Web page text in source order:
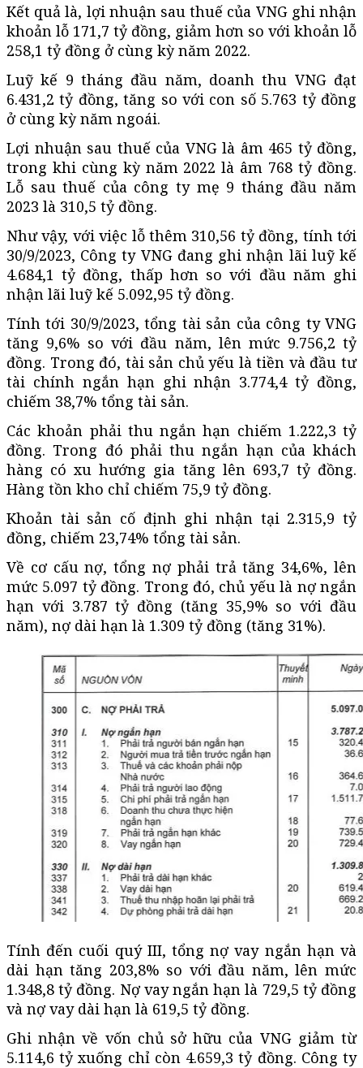
Kết quả là, lợi nhuận sau thuế của VNG ghi nhận
khoản lỗ 171,7 tỷ đồng, giảm hơn so với khoản lỗ
258,1 tỷ đồng ở cùng kỳ năm 2022.
Luỹ kế 9 tháng đầu năm, doanh thu VNG đạt
6.431,2 tỷ đồng, tăng so với con số 5.763 tỷ đồng
ở cùng kỳ năm ngoái.
Lợi nhuận sau thuế của VNG là âm 465 tỷ đồng,
trong khi cùng kỳ năm 2022 là âm 768 tỷ đồng.
Lỗ sau thuế của công ty mẹ 9 tháng đầu năm
2023 là 310,5 tỷ đồng.
Như vậy, với việc lỗ thêm 310,56 tỷ đồng, tính tới
30/9/2023, Công ty VNG đang ghi nhận lãi luỹ kế
4.684,1 tỷ đồng, thấp hơn so với đầu năm ghi
nhận lãi luỹ kế 5.092,95 tỷ đồng.
Tính tới 30/9/2023, tổng tài sản của công ty VNG
tăng 9,6% so với đầu năm, lên mức 9.756,2 tỷ
đồng. Trong đó, tài sản chủ yếu là tiền và đầu tư
tài chính ngắn hạn ghi nhận 3.774,4 tỷ đồng,
chiếm 38,7% tổng tài sản.
Các khoản phải thu ngắn hạn chiếm 1.222,3 tỷ
đồng. Trong đó phải thu ngắn hạn của khách
hàng có xu hướng gia tăng lên 693,7 tỷ đồng.
Hàng tồn kho chỉ chiếm 75,9 tỷ đồng.
Khoản tài sản cố định ghi nhận tại 2.315,9 tỷ
đồng, chiếm 23,74% tổng tài sản.
Về cơ cấu nợ, tổng nợ phải trả tăng 34,6%, lên
mức 5.097 tỷ đồng. Trong đó, chủ yếu là nợ ngắn
hạn với 3.787 tỷ đồng (tăng 35,9% so với đầu
năm), nợ dài hạn là 1.309 tỷ đồng (tăng 31%).
Tính đến cuối quý III, tổng nợ vay ngắn hạn và
dài hạn tăng 203,8% so với đầu năm, lên mức
1.348,8 tỷ đồng. Nợ vay ngắn hạn là 729,5 tỷ đồng
và nợ vay dài hạn là 619,5 tỷ đồng.
Ghi nhận về vốn chủ sở hữu của VNG giảm từ
5.114,6 tỷ xuống chỉ còn 4.659,3 tỷ đồng. Công ty